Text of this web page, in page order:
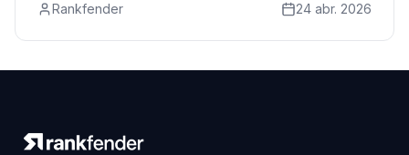
Rankfender 24 abr. 2026